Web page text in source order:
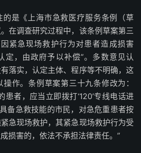
的是《上海市急救医疗服务条例（草
在调查研究过程中，该条例草案第三
紧急现场救护行为对患者造成损害
定，由政府予以补偿”。多数意见认
落实，认定主体、程序等不明确，这
作。条例草案第三十九条修改为：
患者，应当立即拨打‘120’专线电话进
备急救技能的市民，对急危重患者按
急现场救护，其紧急现场救护行为受
损害的，依法不承担法律责任。”